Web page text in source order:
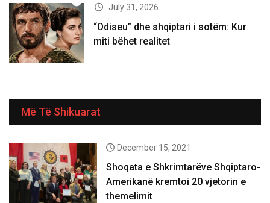
July 31, 2026
“Odiseu” dhe shqiptari i sotëm: Kur
miti bëhet realitet
Më Të Shikuarat
December 15, 2021
Shoqata e Shkrimtarëve Shqiptaro-
Amerikanë kremtoi 20 vjetorin e
themelimit